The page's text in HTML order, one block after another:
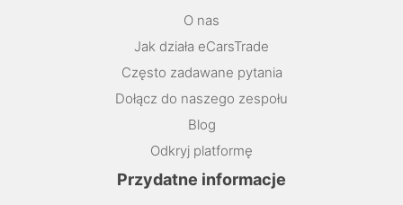
O nas
Jak działa eCarsTrade
Często zadawane pytania
Dołącz do naszego zespołu
Blog
Odkryj platformę
Przydatne informacje